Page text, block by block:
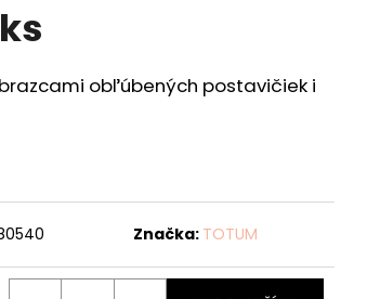
obľúbených postavičiek i
Značka: TOTUM